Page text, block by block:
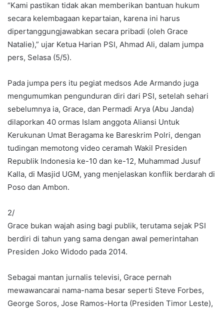
“Kami pastikan tidak akan memberikan bantuan hukum
secara kelembagaan kepartaian, karena ini harus
dipertanggungjawabkan secara pribadi (oleh Grace
Natalie),” ujar Ketua Harian PSI, Ahmad Ali, dalam jumpa
pers, Selasa (5/5).
Pada jumpa pers itu pegiat medsos Ade Armando juga
mengumumkan pengunduran diri dari PSI, setelah sehari
sebelumnya ia, Grace, dan Permadi Arya (Abu Janda)
dilaporkan 40 ormas Islam anggota Aliansi Untuk
Kerukunan Umat Beragama ke Bareskrim Polri, dengan
tudingan memotong video ceramah Wakil Presiden
Republik Indonesia ke-10 dan ke-12, Muhammad Jusuf
Kalla, di Masjid UGM, yang menjelaskan konflik berdarah di
Poso dan Ambon.
2/
Grace bukan wajah asing bagi publik, terutama sejak PSI
berdiri di tahun yang sama dengan awal pemerintahan
Presiden Joko Widodo pada 2014.
Sebagai mantan jurnalis televisi, Grace pernah
mewawancarai nama-nama besar seperti Steve Forbes,
George Soros, Jose Ramos-Horta (Presiden Timor Leste),